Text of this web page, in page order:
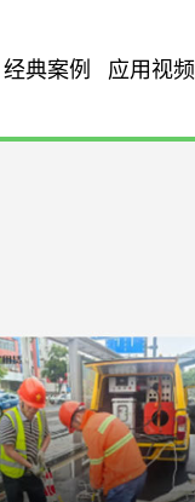
经典案例 应用视频